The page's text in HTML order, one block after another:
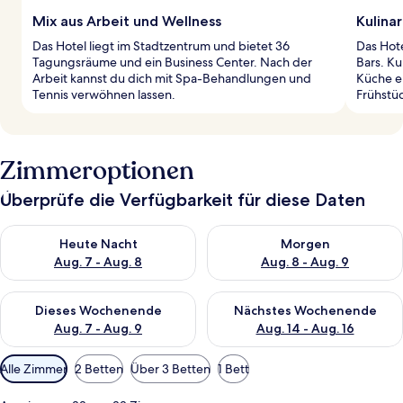
Mix aus Arbeit und Wellness
Das Hotel liegt im Stadtzentrum und bietet 36
Tagungsräume und ein Business Center. Nach der
Arbeit kannst du dich mit Spa-Behandlungen und
Tennis verwöhnen lassen.
Das
Bars.
Küche
Zimmeroptionen
Überprüfe die Verfügbarkeit für diese Daten
Heute Nacht
Aug. 7 - Aug. 8
Überprüfe die Verfügbarkeit für heute Nacht, Aug. 7 - Aug. 8.
Morgen
Aug. 8 - Aug. 9
Überprüfe die Verfügbarkeit
Dieses Wochenende
Aug. 7 - Aug. 9
Überprüfe die Verfügbarkeit für dieses Wochenende, Aug. 7
Nächstes Wochenende
Aug. 14 - Aug. 16
Überprüfe die Verfügbarkeit
Verfügbare
Filter
Alle Zimmer 2 Betten Über 3 Betten 1 Bett